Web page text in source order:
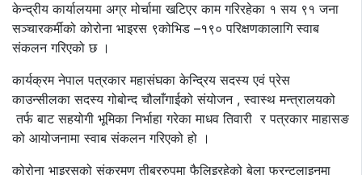
केन्द्रीय कार्यालयमा अग्र मोर्चामा खटिएर काम गरिरहेका १ सय ९१ जना
सञ्चारकर्मीको कोरोना भाइरस ९कोभिड –१९० परिक्षणकालागि स्वाब
संकलन गरिएको छ ।
कार्यक्रम नेपाल पत्रकार महासंघका केन्द्रिय सदस्य एवं प्रेस
काउन्सीलका सदस्य गोबोन्द चौलाँगाईको संयोजन , स्वास्थ मन्त्रालयको
तर्फ बाट सहयोगी भूमिका निर्भाहा गरेका माधव तिवारी र पत्रकार माहासङ
को आयोजनामा स्वाब संकलन गरिएको हो ।
कोरोना भाइरसको संक्रमण तीब्ररुपमा फैलिइरहेको बेला फ्रन्टलाइनमा